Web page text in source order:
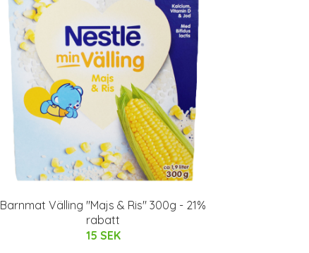
Barnmat Välling "Majs & Ris" 300g - 21%
rabatt
15 SEK